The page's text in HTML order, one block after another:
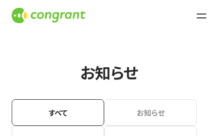
お知らせ
すべて お知らせ